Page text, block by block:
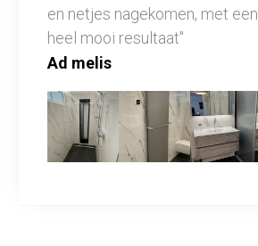
en netjes nagekomen, met een
heel mooi resultaat"
Ad melis